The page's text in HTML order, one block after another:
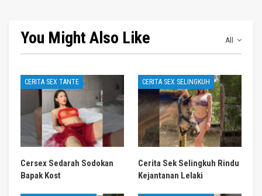
All
You Might Also Like
CERITA SEX TANTE
Cersex Sedarah Sodokan
Bapak Kost
CERITA SEX SELINGKUH
Cerita Sek Selingkuh Rindu
Kejantanan Lelaki